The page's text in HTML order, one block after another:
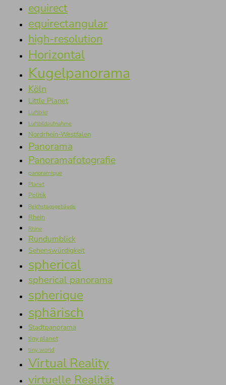
equirect
equirectangular
high-resolution
Horizontal
Kugelpanorama
Köln
Little Planet
Luftbild
Luftbildaufnahme
Nordrhein-Westfalen
Panorama
Panoramafotografie
panoramique
Planet
Politik
Reichstagsgebäude
Rhein
Rhine
Rundumblick
Sehenswürdigkeit
spherical
spherical panorama
spherique
sphärisch
Stadtpanorama
tiny planet
tiny world
Virtual Reality
virtuelle Realität